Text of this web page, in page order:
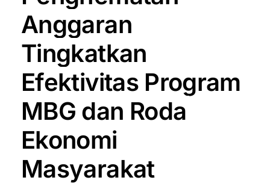
Anggaran
Tingkatkan
Efektivitas Program
MBG dan Roda
Ekonomi
Masyarakat